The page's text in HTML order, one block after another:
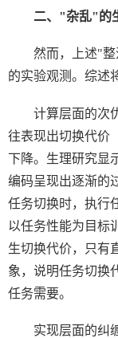
二、 "杂乱"的
然而，上述"整
的实验观测。综述
计算层面的次
往表现出切换代价
下降。生理研究显
编码呈现出逐渐的
任务切换时，执行
以任务性能为目标
生切换代价，只有
象，说明任务切换
任务需要。
实现层面的纠